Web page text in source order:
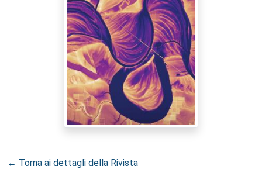
← Torna ai dettagli della Rivista